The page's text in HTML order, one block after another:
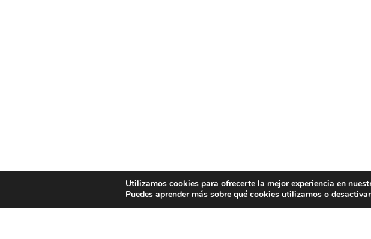
Utilizamos cookies para ofrecerte la mejor experiencia en
Puedes aprender más sobre qué cookies utilizamos o